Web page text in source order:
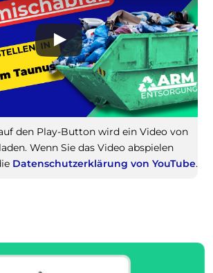
den Play-Button wird ein Video von
Wenn Sie das Video abspielen
Datenschutzerklärung von YouTube.